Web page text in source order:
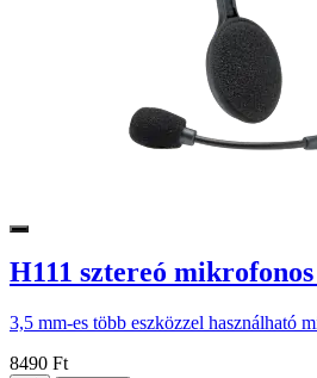
H111 sztereó
3,5 mm-es több eszközzel használható
8490 Ft